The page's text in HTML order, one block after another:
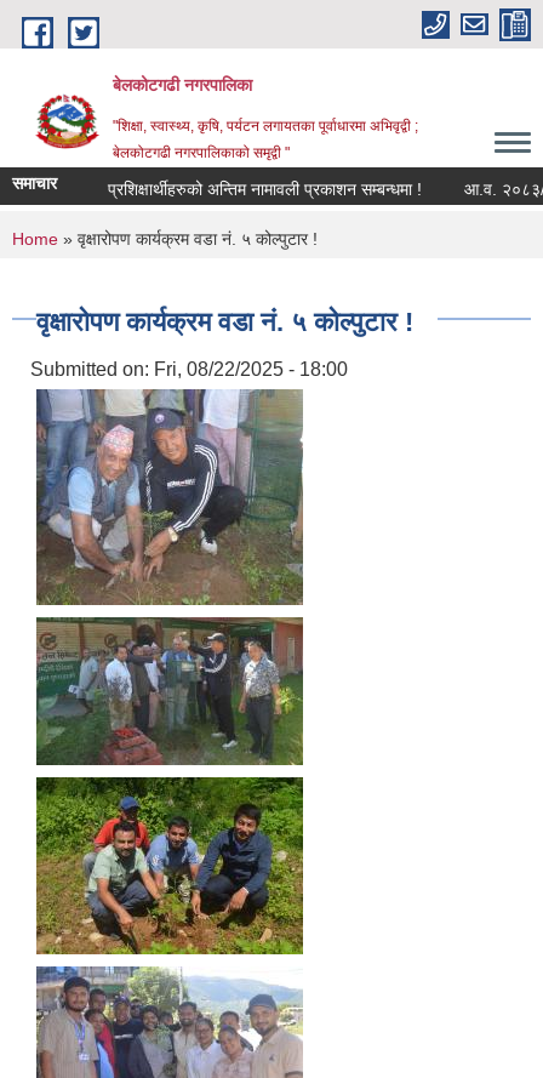
Skip to main content
बेलकोटगढी नगरपालिका
"शिक्षा, स्वास्थ्य, कृषि, पर्यटन लगायतका पूर्वाधारमा अभिवृद्वी ;
बेलकोटगढी नगरपालिकाको समृद्वी "
समाचारप्रशिक्षार्थीहरुको अन्तिम नामावली प्रकाशन सम्बन्धमा ! आ.व. २०८३/८४ को
You are here
Home » वृक्षारोपण कार्यक्रम वडा नं. ५ कोल्पुटार !
वृक्षारोपण कार्यक्रम वडा नं. ५ कोल्पुटार !
Submitted on: Fri, 08/22/2025 - 18:00